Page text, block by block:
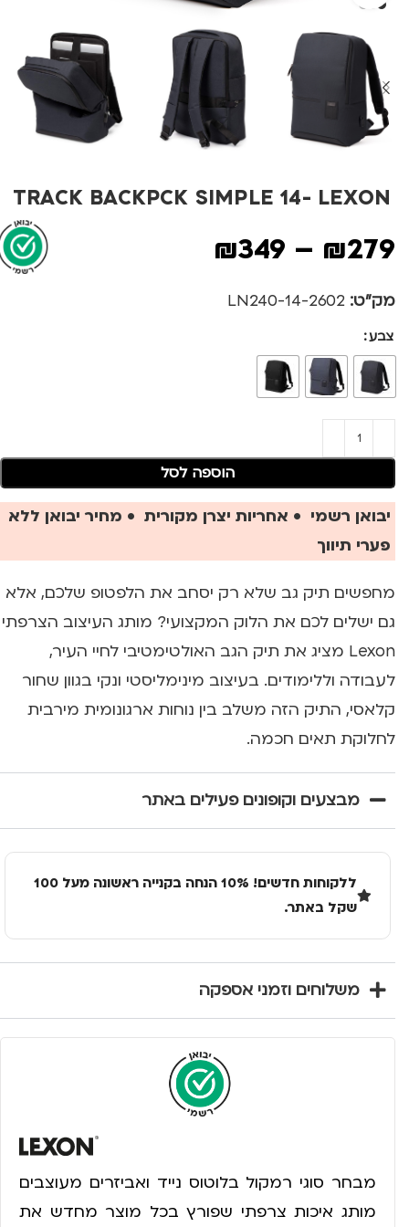
TRACK BACKPCK SIMPLE 14- LEXON
₪279
–
₪349
מק"ט: 2602-LN240-14
צבע
הוספה לסל
יבואן רשמי • אחריות יצרן מקורית • מחיר יבואן ללא
פערי תיווך
מחפשים תיק גב שלא רק יסחב את הלפטופ שלכם, אלא
גם ישלים לכם את הלוק המקצועי? מותג העיצוב הצרפתי
Lexon מציג את תיק הגב האולטימטיבי לחיי העיר,
לעבודה וללימודים. בעיצוב מינימליסטי ונקי בגוון שחור
קלאסי, התיק הזה משלב בין נוחות ארגונומית מירבית
לחלוקת תאים חכמה.
מבצעים וקופונים פעילים באתר
ללקוחות חדשים! 10% הנחה בקנייה ראשונה מעל 100
שקל באתר.
משלוחים וזמני אספקה
מבחר סוגי רמקול בלוטוס נייד ואביזרים מעוצבים
מותג איכות צרפתי שפורץ בכל מוצר מחדש את